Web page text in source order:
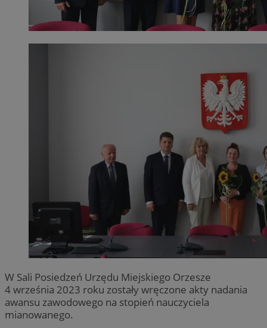
W Sali Posiedzeń Urzędu Miejskiego Orzesze
4 września 2023 roku zostały wręczone akty nadania
awansu zawodowego na stopień nauczyciela
mianowanego.